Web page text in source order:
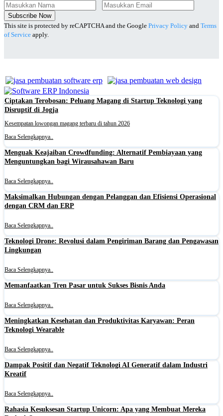
Subscribe Now
This site is protected by reCAPTCHA and the Google Privacy Policy and Terms
of Service apply.
Ciptakan Terobosan: Peluang Magang di Startup Teknologi yang
Disruptif di Jogja
Kesempatan lowongan magang terbaru di tahun 2026
Baca Selengkapnya..
Menguak Keajaiban Crowdfunding: Alternatif Pembiayaan yang
Menguntungkan bagi Wirausahawan Baru
Baca Selengkapnya..
Maksimalkan Hubungan dengan Pelanggan dan Efisiensi Operasional
dengan CRM dan ERP
Baca Selengkapnya..
Teknologi Drone: Revolusi dalam Pengiriman Barang dan Pengawasan
Lingkungan
Baca Selengkapnya..
Memanfaatkan Tren Pasar untuk Sukses Bisnis Anda
Baca Selengkapnya..
Meningkatkan Kesehatan dan Produktivitas Karyawan: Peran
Teknologi Wearable
Baca Selengkapnya..
Dampak Positif dan Negatif Teknologi AI Generatif dalam Industri
Kreatif
Baca Selengkapnya..
Rahasia Kesuksesan Startup Unicorn: Apa yang Membuat Mereka